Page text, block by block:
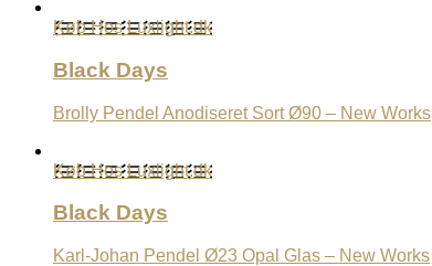
Køb Hos Luxlight.dk
Black Days
Brolly Pendel Anodiseret Sort Ø90 – New Works
Køb Hos Luxlight.dk
Black Days
Karl-Johan Pendel Ø23 Opal Glas – New Works